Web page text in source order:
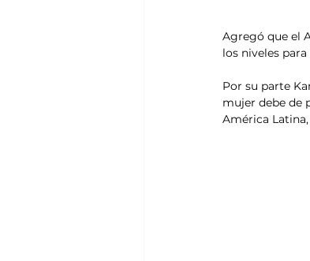
Agregó que el
los niveles
Por su parte
mujer debe de
América